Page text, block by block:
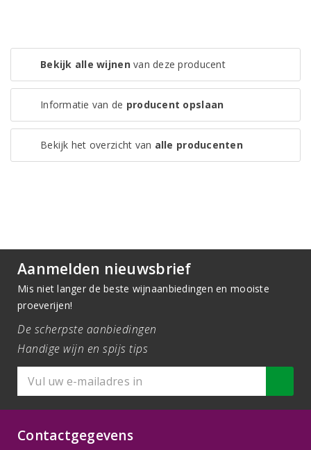
Bekijk alle wijnenvan deze producent
Informatie van de producent opslaan
Bekijk het overzicht van alle producenten
Aanmelden nieuwsbrief
Mis niet langer de beste wijnaanbiedingen en mooiste
proeverijen!
De scherpste aanbiedingen
Handige wijn en spijs tips
Contactgegevens